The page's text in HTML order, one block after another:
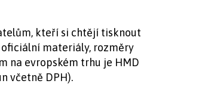
kteří si chtějí tisknout
materiály, rozměry
na evropském trhu je HMD
včetně DPH).